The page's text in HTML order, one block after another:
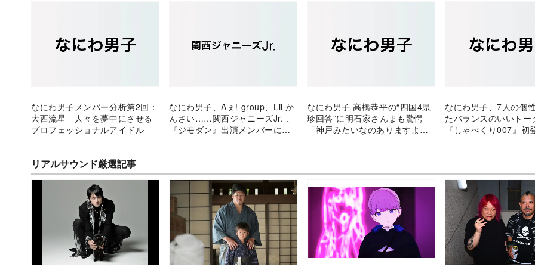
なにわ男子メンバー分析第2回：
大西流星 人々を夢中にさせる
プロフェッショナルアイドル
なにわ男子、Aぇ! group、Lil か
んさい……関西ジャニーズJr. 、
『ジモダン』出演メンバーに与
なにわ男子 高橋恭平の“四国4県
珍回答”に明石家さんまも驚愕
「神戸みたいなのありますよ
なにわ男子、7人の個
たバランスのいいト
『しゃべくり007』初
リアルサウンド厳選記事